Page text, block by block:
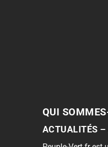
QUI
ACTUALITÉS –